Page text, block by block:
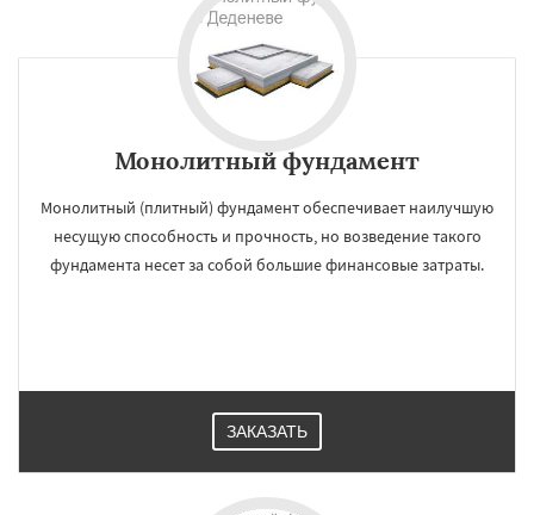
Монолитный фундамент
Монолитный (плитный) фундамент обеспечивает наилучшую
несущую способность и прочность, но возведение такого
фундамента несет за собой большие финансовые затраты.
ЗАКАЗАТЬ